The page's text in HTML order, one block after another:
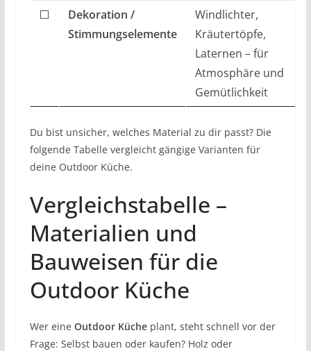
⬜
Dekoration /
Stimmungselemente
Windlichter,
Kräutertöpfe,
Laternen – für
Atmosphäre und
Gemütlichkeit
Du bist unsicher, welches Material zu dir passt? Die
folgende Tabelle vergleicht gängige Varianten für
deine Outdoor Küche.
Vergleichstabelle –
Materialien und
Bauweisen für die
Outdoor Küche
Wer eine Outdoor Kücheplant, steht schnell vor der
Frage: Selbst bauen oder kaufen? Holz oder